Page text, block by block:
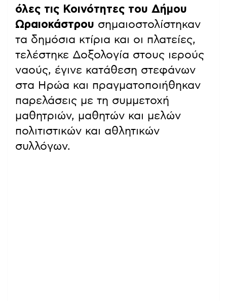
όλες τις Κοινότητες του Δήμου
Ωραιοκάστρου σημαιοστολίστηκαν
τα δημόσια κτίρια και οι πλατείες,
τελέστηκε Δοξολογία στους ιερούς
ναούς, έγινε κατάθεση στεφάνων
στα Ηρώα και πραγματοποιήθηκαν
παρελάσεις με τη συμμετοχή
μαθητριών, μαθητών και μελών
πολιτιστικών και αθλητικών
συλλόγων.